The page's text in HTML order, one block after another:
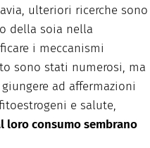
ulteriori ricerche sono
della soia nella
i meccanismi
sono stati numerosi, ma
ad affermazioni
e salute,
loro consumo sembrano